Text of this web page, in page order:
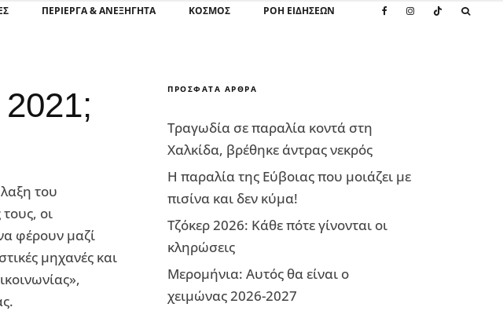
ΠΕΡΊΕΡΓΑ & ΑΝΕΞΉΓΗΤΑ ΚΌΣΜΟΣ ΡΟΗ ΕΙΔΗΣΕΩΝ
2021;
του
οι
φέρουν μαζί
μηχανές και
ΠΡΌΣΦΑΤΑ ΆΡΘΡΑ
Τραγωδία σε παραλία κοντά στη
Χαλκίδα, βρέθηκε άντρας νεκρός
Η παραλία της Εύβοιας που μοιάζει με
πισίνα και δεν κύμα!
Τζόκερ 2026: Κάθε πότε γίνονται οι
κληρώσεις
Μερομήνια: Αυτός θα είναι ο
χειμώνας 2026-2027